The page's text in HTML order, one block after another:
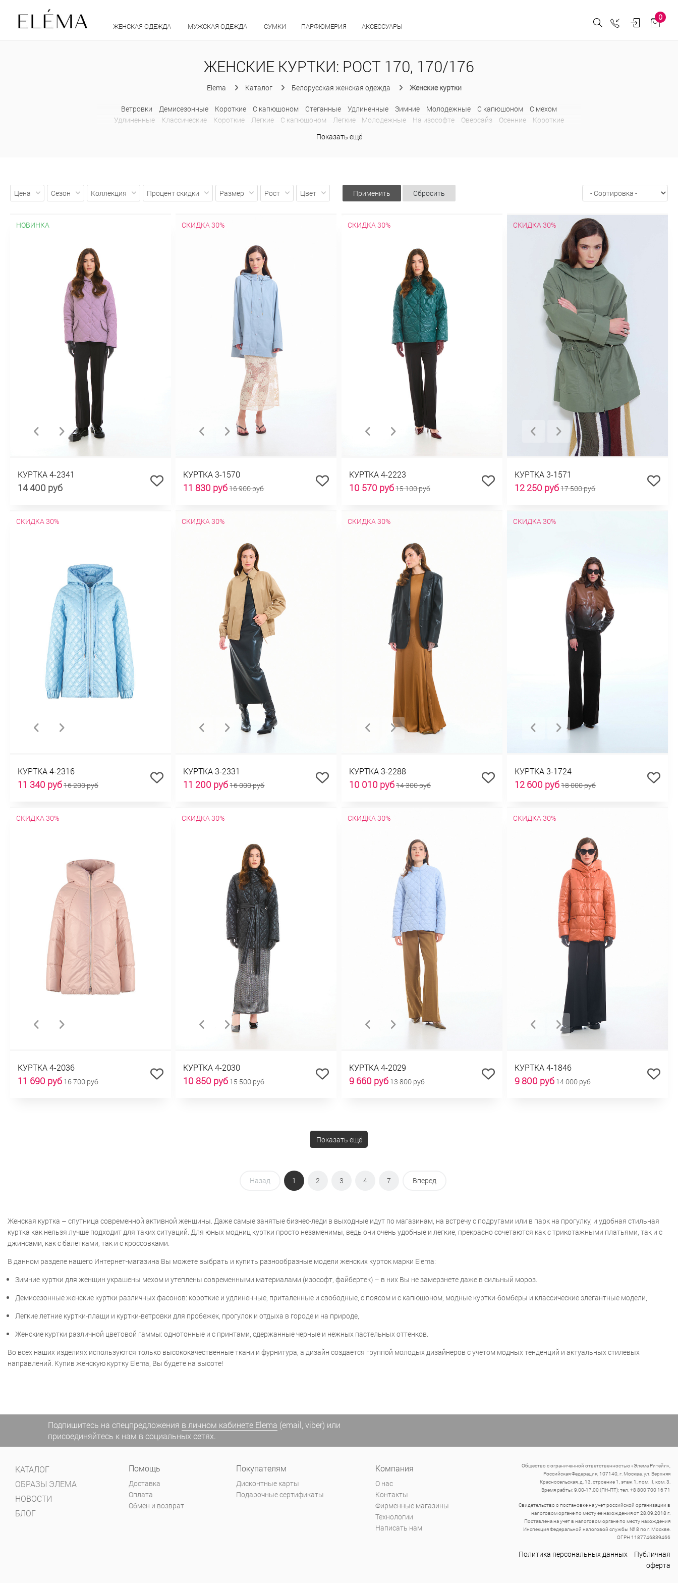
ЖЕНСКАЯ ОДЕЖДА МУЖСКАЯ ОДЕЖДА СУМКИ ПАРФЮМЕРИЯ АКСЕССУАРЫ
0
ЖЕНСКИЕ КУРТКИ: РОСТ 170, 170/176
Elema Каталог Белорусская женская одежда Женские куртки
Ветровки Демисезонные Короткие С капюшоном Стеганные Удлиненные Зимние Молодежные С капюшоном
С мехом
Удлиненные
Классические Короткие Легкие С капюшоном Легкие Молодежные На изософте Оверсайз Осенние
Короткие
С карманами
Показать ещё
Цена Сезон Коллекция Процент скидки Размер Рост Цвет Применить Сбросить
НОВИНКА
КУРТКА 4-2341
14 400 руб
СКИДКА 30%
КУРТКА 3-1570
11 830 руб16 900 руб
СКИДКА 30%
КУРТКА 4-2223
10 570 руб15 100 руб
СКИДКА 30%
КУРТКА 3-1571
12 250 руб17 500 руб
СКИДКА 30%
КУРТКА 4-2316
11 340 руб16 200 руб
СКИДКА 30%
КУРТКА 3-2331
11 200 руб16 000 руб
СКИДКА 30%
КУРТКА 3-2288
10 010 руб14 300 руб
СКИДКА 30%
КУРТКА 3-1724
12 600 руб18 000 руб
СКИДКА 30%
КУРТКА 4-2036
11 690 руб16 700 руб
СКИДКА 30%
КУРТКА 4-2030
10 850 руб15 500 руб
СКИДКА 30%
КУРТКА 4-2029
9 660 руб13 800 руб
СКИДКА 30%
КУРТКА 4-1846
9 800 руб14 000 руб
Показать ещё
Назад 1 2 3 4 7 Вперед
Женская куртка – спутница современной активной женщины. Даже самые занятые бизнес-леди в выходные идут по магазинам, на встречу с подругами или в парк на прогулку, и удобная стильная
куртка как нельзя лучше подходит для таких ситуаций. Для юных модниц куртки просто незаменимы, ведь они очень удобные и легкие, прекрасно сочетаются как с трикотажными платьями, так и с
джинсами, как с балетками, так и с кроссовками.
В данном разделе нашего Интернет-магазина Вы можете выбрать и купить разнообразные модели женских курток марки Elema:
Зимние куртки для женщин украшены мехом и утеплены современными материалами (изософт, файбертек) – в них Вы не замерзнете даже в сильный мороз.
Демисезонные женские куртки различных фасонов: короткие и удлиненные, приталенные и свободные, с поясом и с капюшоном, модные куртки-бомберы и классические элегантные модели,
Легкие летние куртки-плащи и куртки-ветровки для пробежек, прогулок и отдыха в городе и на природе,
Женские куртки различной цветовой гаммы: однотонные и с принтами, сдержанные черные и нежных пастельных оттенков.
Во всех наших изделиях используются только высококачественные ткани и фурнитура, а дизайн создается группой молодых дизайнеров с учетом модных тенденций и актуальных стилевых
направлений. Купив женскую куртку Elema, Вы будете на высоте!
Подпишитесь на спецпредложения в личном кабинете Elema (email, viber) или
присоединяйтесь к нам в социальных сетях.
КАТАЛОГ
ОБРАЗЫ ЭЛЕМА
НОВОСТИ
БЛОГ
Помощь
Доставка
Оплата
Обмен и возврат
Покупателям
Дисконтные карты
Подарочные сертификаты
Компания
О нас
Контакты
Фирменные магазины
Технологии
Написать нам
Общество с ограниченной ответственностью «Элема Ритейл»,
Российская Федерация, 107140, г. Москва, ул. Верхняя
Красносельская, д. 13, строение 1, этаж 1, пом. II, ком. 3.
Время рабты: 9.00-17.00 (ПН-ПТ); тел. +8 800 700 16 71
Свидетельство о постановке на учет российской организации в
налоговом органе по месту ее нахождения от 28.09.2018 г.
Поставлена на учет в налоговом органе по месту нахождения
Инспекция Федеральной налоговой службы № 8 по г. Москве.
ОГРН 1187746839466
Политика персональных данных
Публичная
оферта